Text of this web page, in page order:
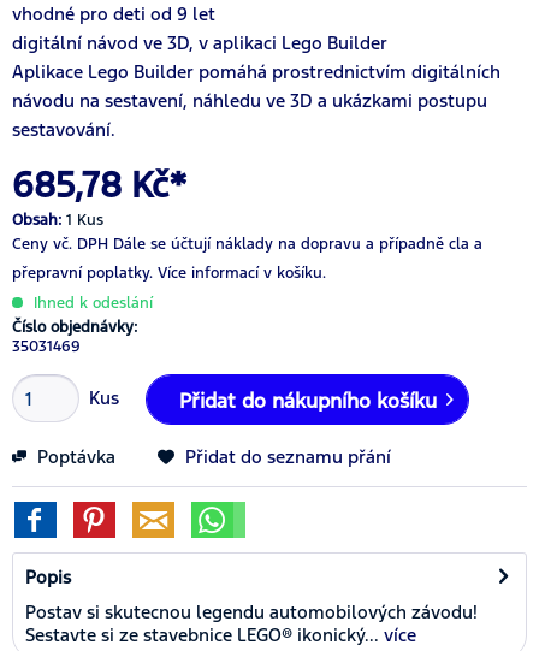
vhodné pro deti od 9 let
digitální návod ve 3D, v aplikaci Lego Builder
Aplikace Lego Builder pomáhá prostrednictvím digitálních
návodu na sestavení, náhledu ve 3D a ukázkami postupu
sestavování.
685,78 Kč*
Obsah: 1 Kus
Ceny vč. DPH Dále se účtují náklady na dopravu a případně cla a
přepravní poplatky. Více informací v košíku.
Ihned k odeslání
Číslo objednávky:
35031469
Kus Přidat do nákupního košíku
Poptávka Přidat do seznamu přání
Popis
Postav si skutecnou legendu automobilových závodu!
Sestavte si ze stavebnice LEGO® ikonický... více